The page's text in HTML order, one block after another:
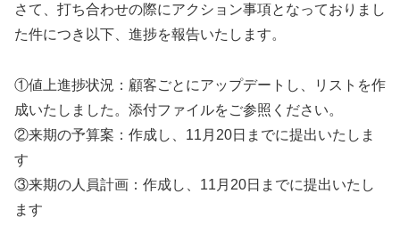
さて、打ち合わせの際にアクション事項となっておりまし
た件につき以下、進捗を報告いたします。
①値上進捗状況：顧客ごとにアップデートし、リストを作
成いたしました。添付ファイルをご参照ください。
②来期の予算案：作成し、11月20日までに提出いたしま
す
③来期の人員計画：作成し、11月20日までに提出いたし
ます